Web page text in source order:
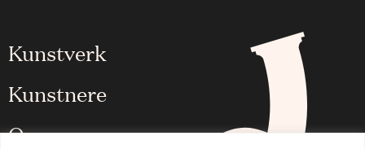
Kunstverk
Kunstnere
Om oss